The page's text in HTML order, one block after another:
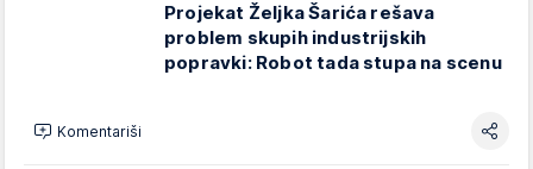
Projekat Željka Šarića rešava
problem skupih industrijskih
popravki: Robot tada stupa na scenu
Komentariši